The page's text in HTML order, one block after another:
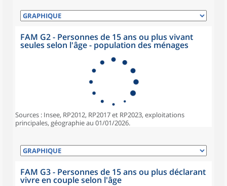
FAM G2 - Personnes de 15 ans ou plus vivant
seules selon l'âge - population des ménages
Sources : Insee, RP2012, RP2017 et RP2023, exploitations
principales, géographie au 01/01/2026.
FAM G3 - Personnes de 15 ans ou plus déclarant
vivre en couple selon l'âge